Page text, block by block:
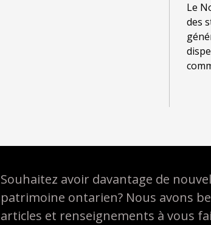
Le
des
Souhaitez avoir davantage de
patrimoine ontarien? Nous avons
articles et renseignements à vous